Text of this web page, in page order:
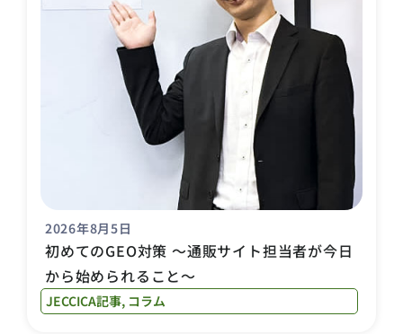
2026年8月5日
初めてのGEO対策 〜通販サイト担当者が今日
から始められること〜
JECCICA記事, コラム